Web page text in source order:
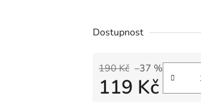
Dostupnost
190 Kč –37 %
119 Kč